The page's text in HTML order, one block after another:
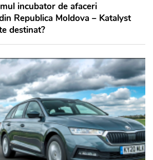
incubator de afaceri
Republica Moldova – Katalyst
destinat?